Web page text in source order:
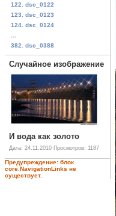
122. dsc_0122
123. dsc_0123
124. dsc_0124
382. dsc_0388
Случайное изображение
И вода как золото
Дата: 24.11.2010 Просмотров: 1187
Предупреждение: блок
core.NavigationLinks не
существует.